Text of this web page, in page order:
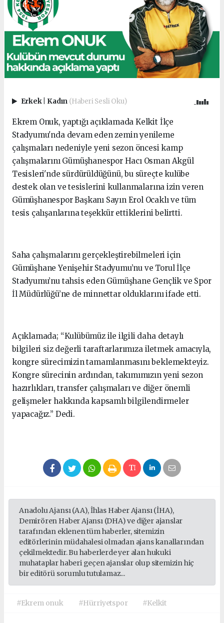
Erkek Kadın (Haberi Sesli Oku)
Ekrem Onuk, yaptığı açıklamada Kelkit İlçe
Stadyumu'nda devam eden zemin yenileme
çalışmaları nedeniyle yeni sezon öncesi kamp
çalışmalarını Gümüşhanespor Hacı Osman Akgül
Tesisleri'nde sürdürüldüğünü, bu süreçte kulübe
destek olan ve tesislerini kullanmalarına izin veren
Gümüşhanespor Başkanı Sayın Erol Ocaklı ve tüm
tesis çalışanlarına teşekkür ettiklerini belirtti.
Saha çalışmalarını gerçekleştirebilmeleri için
Gümüşhane Yenişehir Stadyumu’nu ve Torul İlçe
Stadyumu’nu tahsis eden Gümüşhane Gençlik ve Spor
İl Müdürlüğü’ne de minnettar olduklarını ifade etti.
Açıklamada; “Kulübümüz ile ilgili daha detaylı
bilgileri siz değerli taraftarlarımıza iletmek amacıyla,
kongre sürecimizin tamamlanmasını beklemekteyiz.
Kongre sürecinin ardından, takımımızın yeni sezon
hazırlıkları, transfer çalışmaları ve diğer önemli
gelişmeler hakkında kapsamlı bilgilendirmeler
yapacağız.” Dedi.
Anadolu Ajansı (AA), İhlas Haber Ajansı (İHA),
Demirören Haber Ajansı (DHA) ve diğer ajanslar
tarafından eklenen tüm haberler, sitemizin
editörlerinin müdahalesi olmadan ajans kanallarından
çekilmektedir. Bu haberlerde yer alan hukuki
muhataplar haberi geçen ajanslar olup sitemizin hiç
bir editörü sorumlu tutulamaz...
#Ekrem onuk #Hürriyetspor #Kelkit